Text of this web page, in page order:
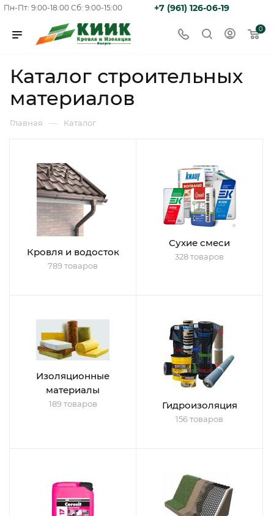
Пн-Пт: 9:00-18:00 Сб: 9:00-15:00 +7 (961) 126-06-19
0
Каталог строительных
материалов
Главная — Каталог
Кровля и водосток
789 товаров
Сухие смеси
328 товаров
Изоляционные
материалы
189 товаров Гидроизоляция
156 товаров